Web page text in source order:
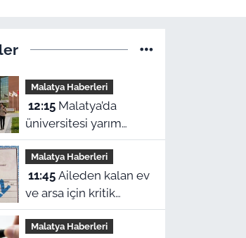
Malatya Haberleri
12:15Malatya’da
üniversitesi yarım
kalanlara geri dönüş
yolu: 4 aylık başvuru
süresi başladı!
Malatya Haberleri
11:45Aileden kalan ev
ve arsa için kritik
değişiklik! Malatya'da
mirasçılar ne yapacak?
Malatya Haberleri